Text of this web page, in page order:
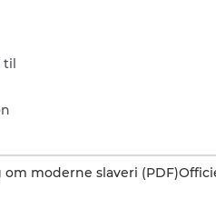
moderne slaveri (PDF)